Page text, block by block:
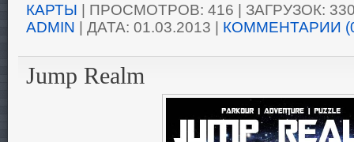
КАРТЫ | ПРОСМОТРОВ: 416 | ЗАГРУЗОК:
ADMIN | ДАТА: 01.03.2013 | КОММЕНТАРИИ
Jump Realm